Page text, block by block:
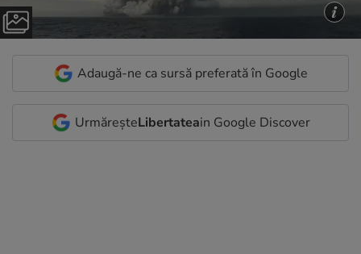
Adaugă-ne ca sursă preferată în Google
UrmăreșteLibertateain Google Discover